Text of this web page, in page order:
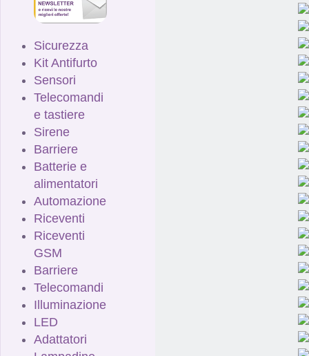
Sicurezza
Kit Antifurto
Sensori
Telecomandi
e tastiere
Sirene
Barriere
Batterie e
alimentatori
Automazione
Riceventi
Riceventi
GSM
Barriere
Telecomandi
Illuminazione
LED
Adattatori